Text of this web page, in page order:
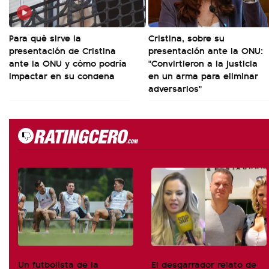
Para qué sirve la
presentación de Cristina
ante la ONU y cómo podría
impactar en su condena
Cristina, sobre su
presentación ante la ONU:
"Convirtieron a la justicia
en un arma para eliminar
adversarios"
Un futbolista de la
El desgarrador relato de